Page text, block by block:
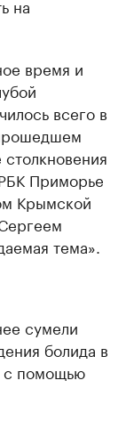
на
время и
всего в
Приморье
Крымской
тема».
сумели
болида в
с помощью